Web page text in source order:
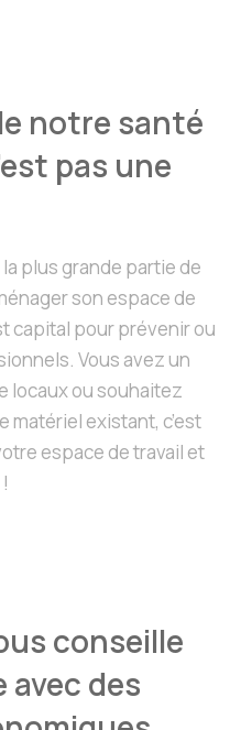
notre santé
pas une
plus grande partie de
son espace de
capital pour prévenir ou
Vous avez un
locaux ou souhaitez
matériel existant, c’est
espace de travail et
conseille
avec des